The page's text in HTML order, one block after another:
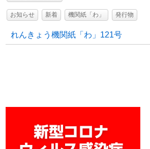
お知らせ 新着 機関紙「わ」 発行物
れんきょう機関紙「わ」121号